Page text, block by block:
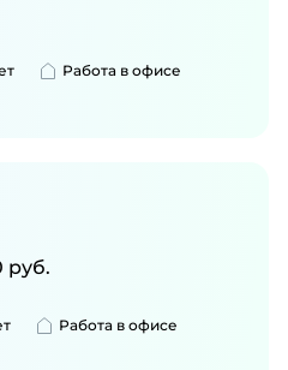
Работа в офисе
руб.
Работа в офисе